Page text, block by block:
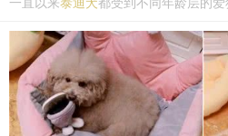
一直以来泰迪犬都受到不同年龄层的
犬究竟有什么区别。首先，贵宾指的
等。泰迪是指毛的美容方式，比如运